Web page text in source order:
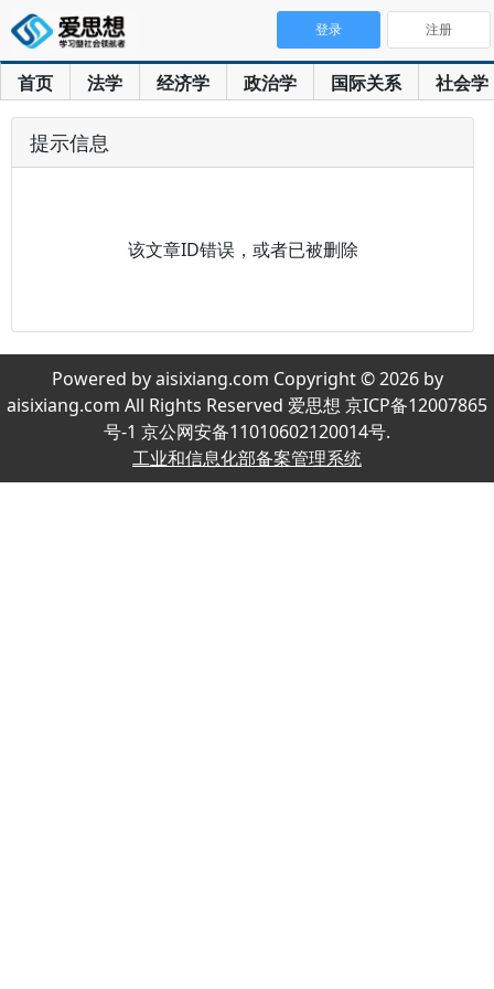
首页 法学 经济学 政治学 国际关系 社会学
登录 注册
提示信息
该文章ID错误，或者已被删除
Powered by aisixiang.com Copyright © 2026 by
aisixiang.com All Rights Reserved 爱思想 京ICP备12007865
号-1 京公网安备11010602120014号.
工业和信息化部备案管理系统